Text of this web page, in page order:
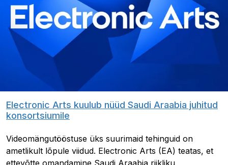
Electronic Arts kuulub nüüd Saudi Araabia juhitud
konsortsiumile
Videomängutööstuse üks suurimaid tehinguid on
ametlikult lõpule viidud. Electronic Arts (EA) teatas, et
ettevõtte omandamine Saudi Araabia riikliku